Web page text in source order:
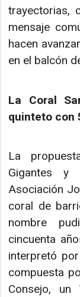
trayectorias,
mensaje
hacen
en el balcón
La Coral
quinteto con
La
Gigantes y
Asociación
coral de
nombre
cincuenta
interpretó
compuesta
Consejo,